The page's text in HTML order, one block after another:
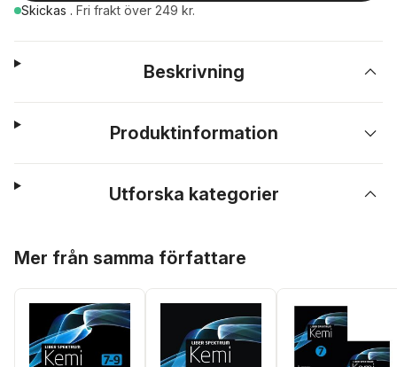
Skickas . Fri frakt över 249 kr.
Beskrivning
Produktinformation
Utforska kategorier
Mer från samma författare